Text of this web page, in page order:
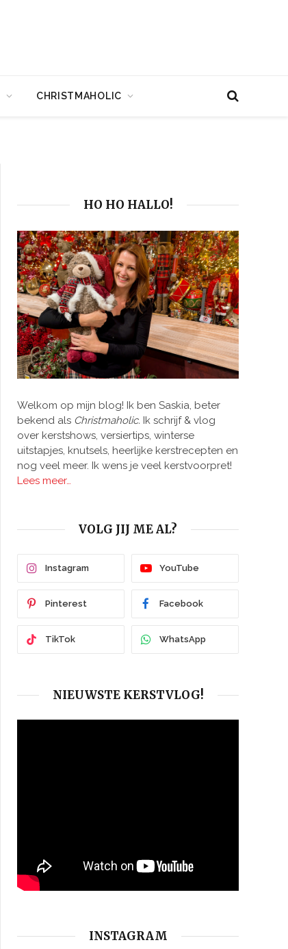
CHRISTMAHOLIC
HO HO HALLO!
Welkom op mijn blog! Ik ben Saskia, beter
bekend als Christmaholic. Ik schrijf & vlog
over kerstshows, versiertips, winterse
uitstapjes, knutsels, heerlijke kerstrecepten en
nog veel meer. Ik wens je veel kerstvoorpret!
Lees meer…
VOLG JIJ ME AL?
Instagram YouTube
Pinterest Facebook
TikTok WhatsApp
NIEUWSTE KERSTVLOG!
INSTAGRAM